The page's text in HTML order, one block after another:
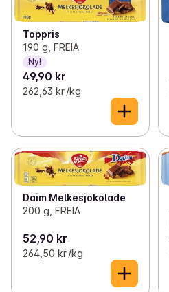
Toppris
190 g, FREIA
Ny!
49,90 kr
262,63 kr /kg
Daim Melkesjokolade
200 g, FREIA
52,90 kr
264,50 kr /kg